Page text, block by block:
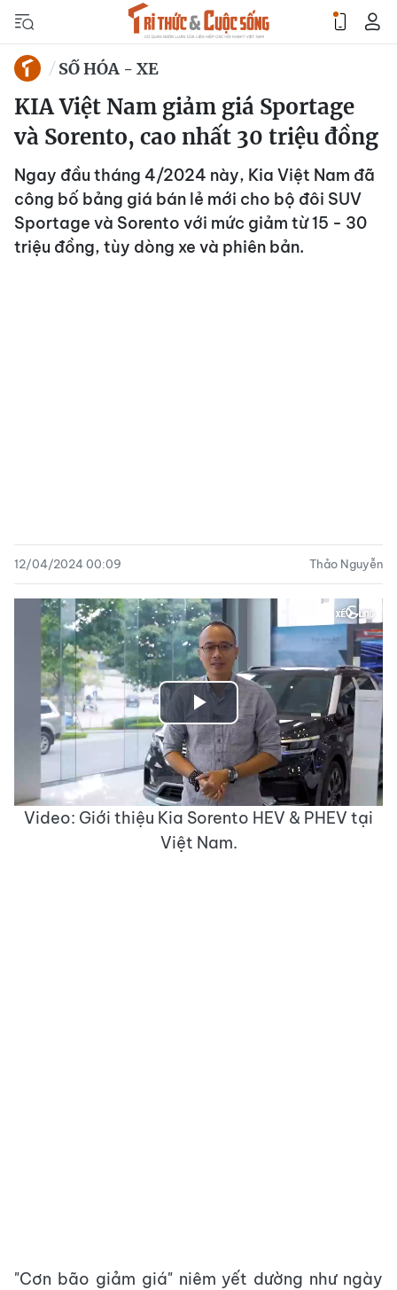
SỐ HÓA - XE
KIA Việt Nam giảm giá Sportage
và Sorento, cao nhất 30 triệu đồng
Ngay đầu tháng 4/2024 này, Kia Việt Nam đã
công bố bảng giá bán lẻ mới cho bộ đôi SUV
Sportage và Sorento với mức giảm từ 15 - 30
triệu đồng, tùy dòng xe và phiên bản.
12/04/2024 00:09 Thảo Nguyễn
Play
Video
Video: Giới thiệu Kia Sorento HEV & PHEV tại
Việt Nam.
"Cơn bão giảm giá" niêm yết dường như ngày